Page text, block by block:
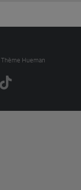
Thème Hueman